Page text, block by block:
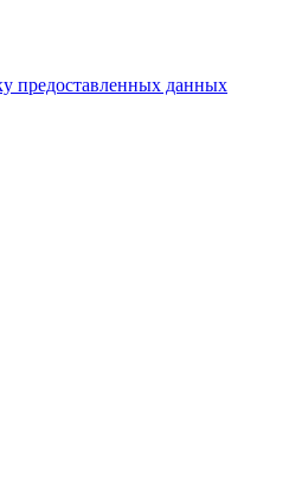
предоставленных данных